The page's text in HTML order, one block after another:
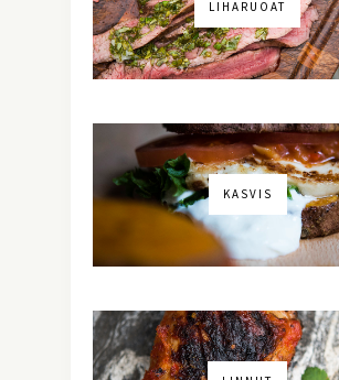
LIHARUOAT
KASVIS